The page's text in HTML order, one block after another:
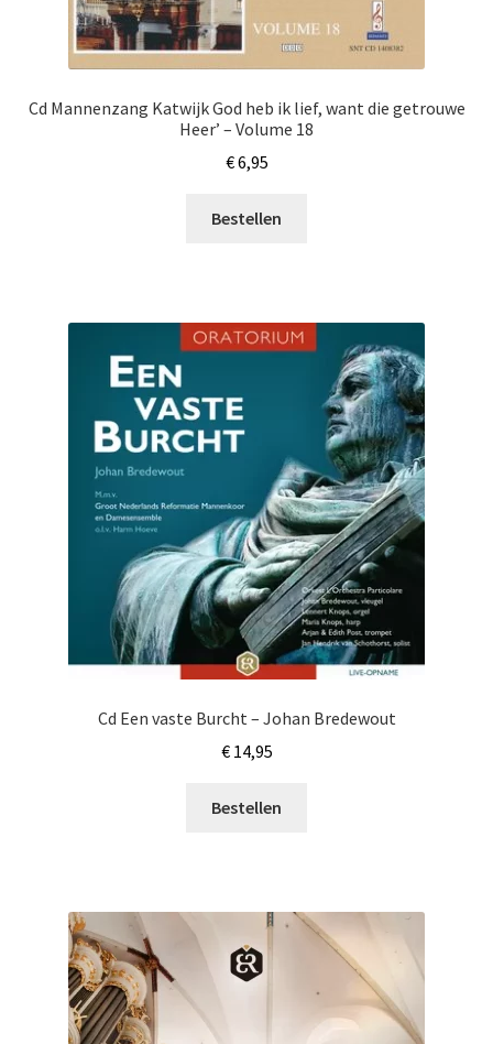
Cd Mannenzang Katwijk God heb ik lief, want die getrouwe
Heer’ – Volume 18
€6,95
Bestellen
Cd Een vaste Burcht – Johan Bredewout
€14,95
Bestellen